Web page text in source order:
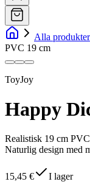
Alla produkter
PVC 19 cm
ToyJoy
Happy
Realistisk 19 cm
Naturlig design med
15,45 € I lager